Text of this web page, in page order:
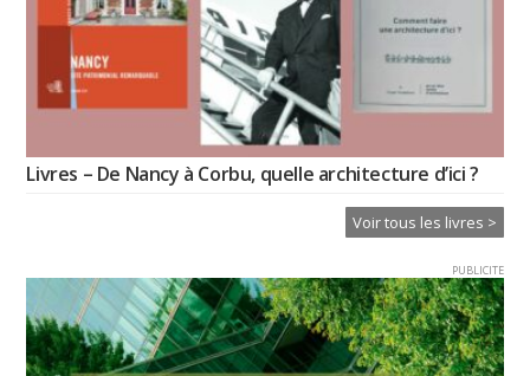
Livres – De Nancy à Corbu, quelle architecture d’ici ?
Voir tous les livres >
PUBLICITE